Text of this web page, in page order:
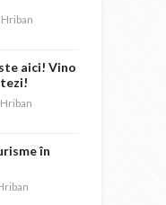
aici! Vino
în